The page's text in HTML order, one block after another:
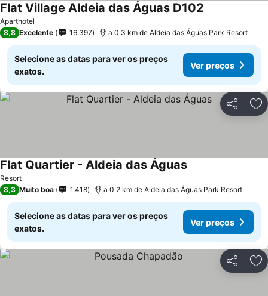
Aparthotel
Flat Village Aldeia das Águas D102
8,8 Excelente 16.397 a 0.3 km de Aldeia das Águas Park Resort
Selecione as datas para ver os preços
exatos.
Ver preços
Partilhar
Resort
Flat Quartier - Aldeia das Águas
8,3 Muito boa 1.418 a 0.2 km de Aldeia das Águas Park Resort
Selecione as datas para ver os preços
exatos.
Ver preços
Partilhar